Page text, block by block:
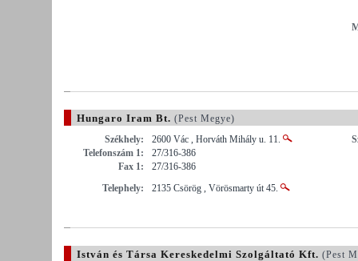
Hungaro Iram Bt. (Pest Megye)
Székhely:
2600 Vác , Horváth Mihály u. 11.
Telefonszám 1:
27/316-386
Fax 1:
27/316-386
Telephely:
2135 Csörög , Vörösmarty út 45.
István és Társa Kereskedelmi Szolgáltató Kft. (Pest